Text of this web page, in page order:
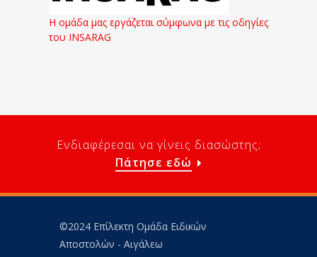
Η ομάδα μας εργάζεται σύμφωνα με τις οδηγίες
του INSARAG
Ενδιαφέρεσαι να γίνεις διασώστης;
Πάτησε εδώ
©2024 Επίλεκτη Ομάδα Ειδικών
Αποστολών - Αιγάλεω